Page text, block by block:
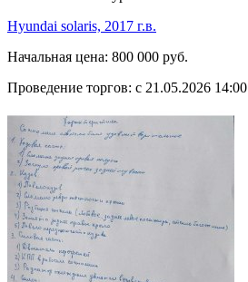
Hyundai solaris, 2017 г.в.
Начальная цена: 800 000 руб.
Проведение торгов: с 21.05.2026 14:00